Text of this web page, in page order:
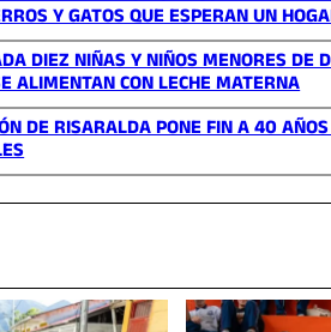
Y GATOS QUE ESPERAN UN
DIEZ NIÑAS Y NIÑOS MENORES DE
ALIMENTAN CON LECHE MATERNA
DE RISARALDA PONE FIN A 40